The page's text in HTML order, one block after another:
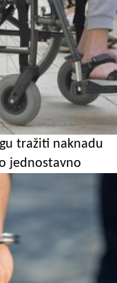
tražiti naknadu
jednostavno